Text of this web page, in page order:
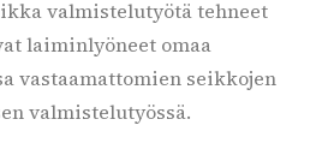
valmistelutyötä tehneet
laiminlyöneet omaa
vastaamattomien seikkojen
valmistelutyössä.